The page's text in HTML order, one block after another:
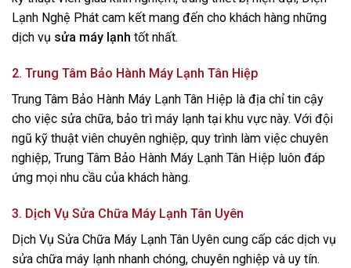
Lạnh Nghệ Phát cam kết mang đến cho khách hàng những
dịch vụ sửa máy lạnh tốt nhất.
2. Trung Tâm Bảo Hành Máy Lạnh Tân Hiệp
Trung Tâm Bảo Hành Máy Lạnh Tân Hiệp là địa chỉ tin cậy
cho việc sửa chữa, bảo trì máy lạnh tại khu vực này. Với đội
ngũ kỹ thuật viên chuyên nghiệp, quy trình làm việc chuyên
nghiệp, Trung Tâm Bảo Hành Máy Lạnh Tân Hiệp luôn đáp
ứng mọi nhu cầu của khách hàng.
3. Dịch Vụ Sửa Chữa Máy Lạnh Tân Uyên
Dịch Vụ Sửa Chữa Máy Lạnh Tân Uyên cung cấp các dịch vụ
sửa chữa máy lạnh nhanh chóng, chuyên nghiệp và uy tín.